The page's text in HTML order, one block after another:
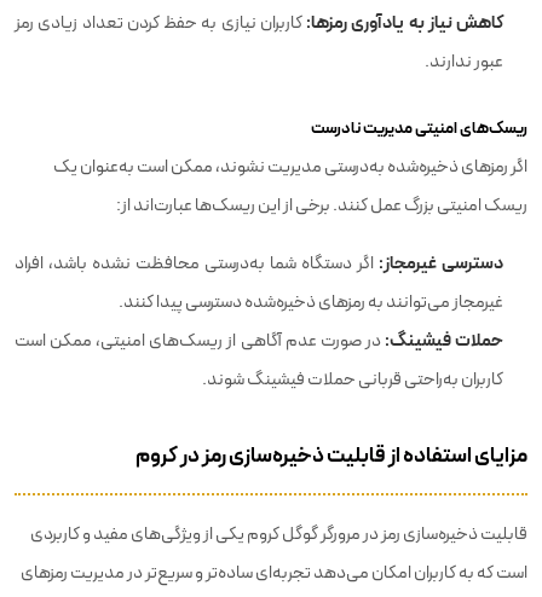
کاهش نیاز به یادآوری رمزها:کاربران نیازی به حفظ کردن تعداد زیادی رمز
عبور ندارند.
ریسک‌های امنیتی مدیریت نادرست
اگر رمزهای ذخیره‌شده به‌درستی مدیریت نشوند، ممکن است به‌عنوان یک
ریسک امنیتی بزرگ عمل کنند. برخی از این ریسک‌ها عبارت‌اند از:
دسترسی غیرمجاز: اگر دستگاه شما به‌درستی محافظت نشده باشد، افراد
غیرمجاز می‌توانند به رمزهای ذخیره‌شده دسترسی پیدا کنند.
حملات فیشینگ:در صورت عدم آگاهی از ریسک‌های امنیتی، ممکن است
کاربران به‌راحتی قربانی حملات فیشینگ شوند.
مزایای استفاده از قابلیت ذخیره‌سازی رمز در کروم
قابلیت ذخیره‌سازی رمز در مرورگر گوگل کروم یکی از ویژگی‌های مفید و کاربردی
است که به کاربران امکان می‌دهد تجربه‌ای ساده‌تر و سریع‌تر در مدیریت رمزهای